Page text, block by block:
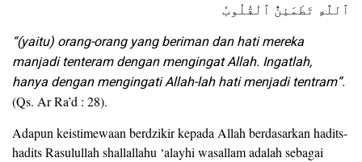
ٱللَّهِ تَطْمَئِنُّ ٱلْقُلُوبُ
“(yaitu) orang-orang yang beriman dan hati mereka
manjadi tenteram dengan mengingat Allah. Ingatlah,
hanya dengan mengingati Allah-lah hati menjadi tentram”.
(Qs. Ar Ra’d : 28).
Adapun keistimewaan berdzikir kepada Allah berdasarkan hadits-
hadits Rasulullah shallallahu ‘alayhi wasallam adalah sebagai